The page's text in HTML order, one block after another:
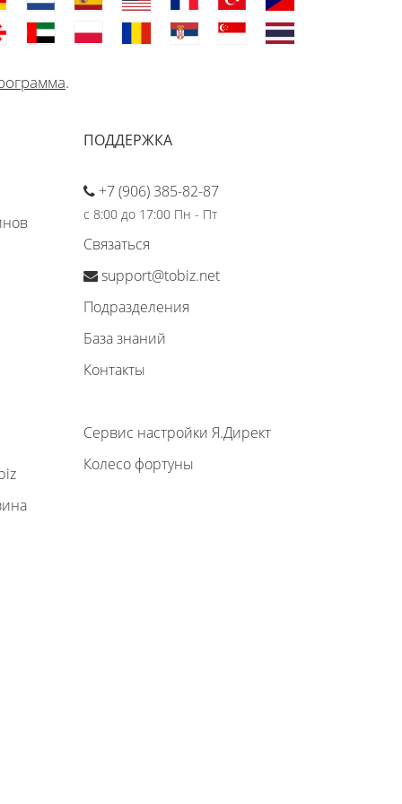
.
ПОДДЕРЖКА
+7 (906) 385-82-87
с 8:00 до 17:00 Пн - Пт
Связаться
support@tobiz.net
Подразделения
База знаний
Контакты
Сервис настройки Я.Директ
Колесо фортуны